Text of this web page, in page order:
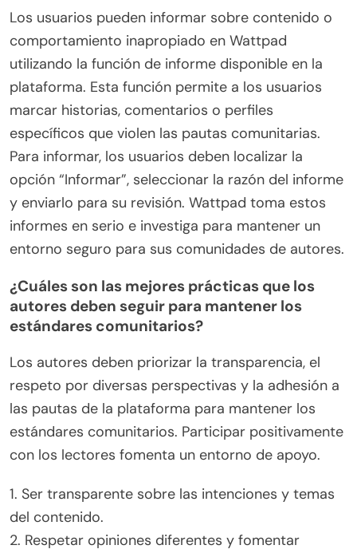
Los usuarios pueden informar sobre contenido o
comportamiento inapropiado en Wattpad
utilizando la función de informe disponible en la
plataforma. Esta función permite a los usuarios
marcar historias, comentarios o perfiles
específicos que violen las pautas comunitarias.
Para informar, los usuarios deben localizar la
opción “Informar”, seleccionar la razón del informe
y enviarlo para su revisión. Wattpad toma estos
informes en serio e investiga para mantener un
entorno seguro para sus comunidades de autores.
¿Cuáles son las mejores prácticas que los
autores deben seguir para mantener los
estándares comunitarios?
Los autores deben priorizar la transparencia, el
respeto por diversas perspectivas y la adhesión a
las pautas de la plataforma para mantener los
estándares comunitarios. Participar positivamente
con los lectores fomenta un entorno de apoyo.
1. Ser transparente sobre las intenciones y temas
del contenido.
2. Respetar opiniones diferentes y fomentar